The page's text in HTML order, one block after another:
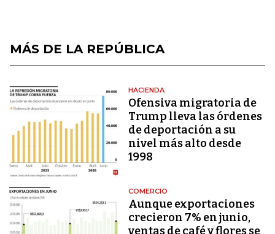
MÁS DE LA REPÚBLICA
HACIENDA
Ofensiva migratoria de
Trump lleva las órdenes
de deportación a su
nivel más alto desde
1998
COMERCIO
Aunque exportaciones
crecieron 7% en junio,
ventas de café y flores se